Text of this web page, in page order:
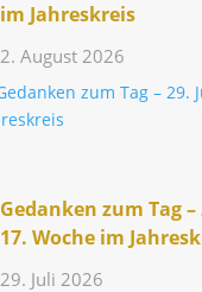
im Jahreskreis
2. August 2026
Gedanken zum Tag
17. Woche im
29. Juli 2026